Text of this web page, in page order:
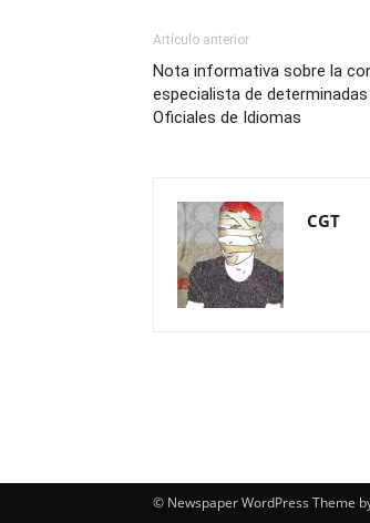
Artículo anterior
Nota informativa sobre la
especialista de
Oficiales de Idiomas
CGT
© Newspaper WordPress Theme